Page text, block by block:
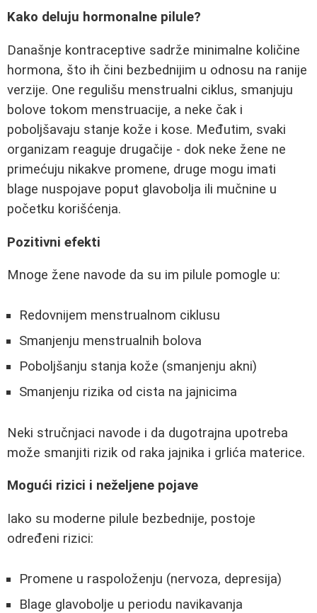
Kako deluju hormonalne pilule?
Današnje kontraceptive sadrže minimalne količine
hormona, što ih čini bezbednijim u odnosu na ranije
verzije. One regulišu menstrualni ciklus, smanjuju
bolove tokom menstruacije, a neke čak i
poboljšavaju stanje kože i kose. Međutim, svaki
organizam reaguje drugačije - dok neke žene ne
primećuju nikakve promene, druge mogu imati
blage nuspojave poput glavobolja ili mučnine u
početku korišćenja.
Pozitivni efekti
Mnoge žene navode da su im pilule pomogle u:
Redovnijem menstrualnom ciklusu
Smanjenju menstrualnih bolova
Poboljšanju stanja kože (smanjenju akni)
Smanjenju rizika od cista na jajnicima
Neki stručnjaci navode i da dugotrajna upotreba
može smanjiti rizik od raka jajnika i grlića materice.
Mogući rizici i neželjene pojave
Iako su moderne pilule bezbednije, postoje
određeni rizici:
Promene u raspoloženju (nervoza, depresija)
Blage glavobolje u periodu navikavanja